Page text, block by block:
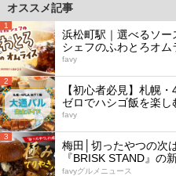
オススメ記事
1
浜松町駅｜選べるソ
シェフのふわとろオム
favy
2
【初心者必見】札幌
ゼロでハシゴ飯を楽し
favy
3
梅田│切ったやつの次
『BRISK STAND』の
favyグルメニュース